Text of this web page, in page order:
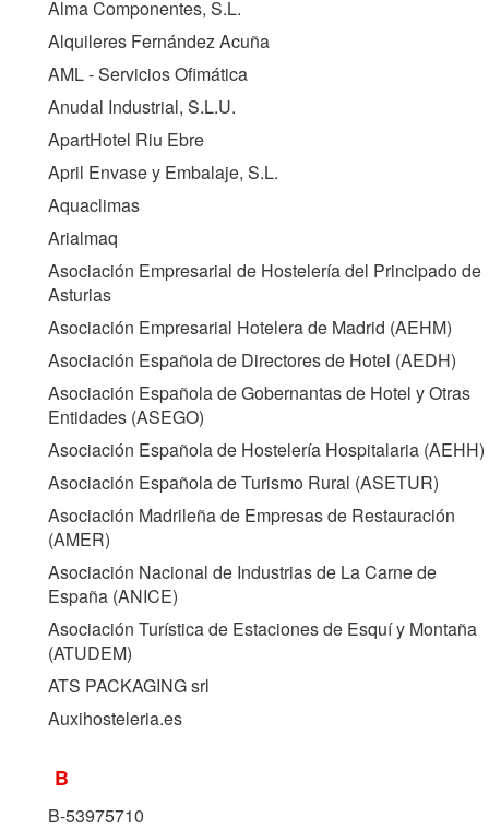
Alma Componentes, S.L.
Alquileres Fernández Acuña
AML - Servicios Ofimática
Anudal Industrial, S.L.U.
ApartHotel Riu Ebre
April Envase y Embalaje, S.L.
Aquaclimas
Arialmaq
Asociación Empresarial de Hostelería del Principado de
Asturias
Asociación Empresarial Hotelera de Madrid (AEHM)
Asociación Española de Directores de Hotel (AEDH)
Asociación Española de Gobernantas de Hotel y Otras
Entidades (ASEGO)
Asociación Española de Hostelería Hospitalaria (AEHH)
Asociación Española de Turismo Rural (ASETUR)
Asociación Madrileña de Empresas de Restauración
(AMER)
Asociación Nacional de Industrias de La Carne de
España (ANICE)
Asociación Turística de Estaciones de Esquí y Montaña
(ATUDEM)
ATS PACKAGING srl
Auxihosteleria.es
B
B-53975710